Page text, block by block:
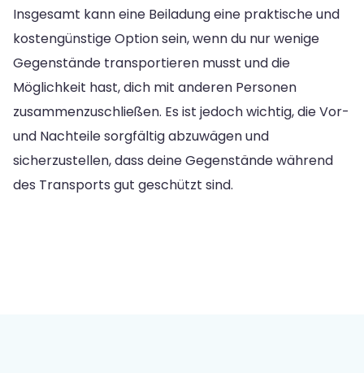
Insgesamt kann eine Beiladung eine praktische und
kostengünstige Option sein, wenn du nur wenige
Gegenstände transportieren musst und die
Möglichkeit hast, dich mit anderen Personen
zusammenzuschließen. Es ist jedoch wichtig, die Vor-
und Nachteile sorgfältig abzuwägen und
sicherzustellen, dass deine Gegenstände während
des Transports gut geschützt sind.